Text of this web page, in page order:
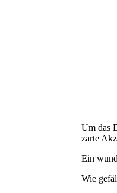
Um das
zarte
Ein
Wie